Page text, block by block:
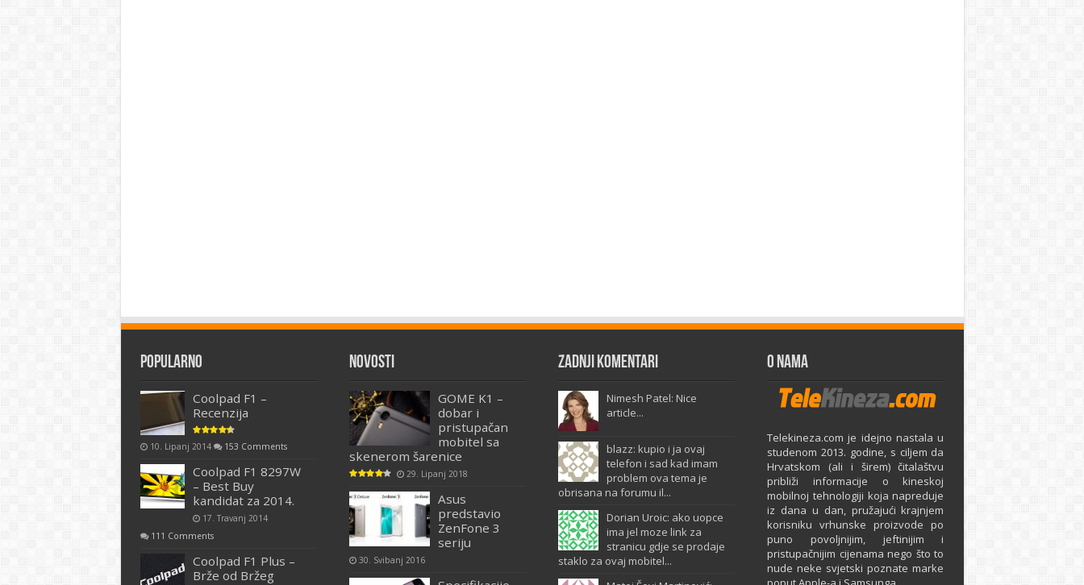
Popularno
Coolpad F1 –
Recenzija
10. Lipanj 2014 153 Comments
Coolpad F1 8297W
– Best Buy
kandidat za 2014.
17. Travanj 2014
111 Comments
Coolpad F1 Plus –
Brže od Bržeg
Novosti
GOME K1 –
dobar i
pristupačan
mobitel sa
skenerom šarenice
29. Lipanj 2018
Asus
predstavio
ZenFone 3
seriju
30. Svibanj 2016
Zadnji komentari
Nimesh Patel: Nice
article...
blazz: kupio i ja ovaj
telefon i sad kad imam
problem ova tema je
obrisana na forumu il...
Dorian Uroic: ako uopce
ima jel moze link za
stranicu gdje se prodaje
staklo za ovaj mobitel...
O Nama
Telekineza.com je idejno nastala u
studenom 2013. godine, s ciljem da
Hrvatskom (ali i širem) čitalaštvu
približi informacije o kineskoj
mobilnoj tehnologiji koja napreduje
iz dana u dan, pružajući krajnjem
korisniku vrhunske proizvode po
puno povoljnijim, jeftinijim i
pristupačnijim cijenama nego što to
nude neke svjetski poznate marke